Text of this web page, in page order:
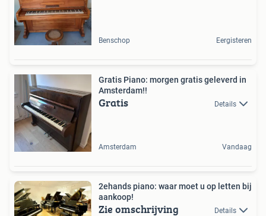
Benschop Eergisteren
Gratis Piano: morgen gratis geleverd in
Amsterdam!!
Gratis Details
Amsterdam Vandaag
2ehands piano: waar moet u op letten bij
aankoop!
Zie omschrijving Details